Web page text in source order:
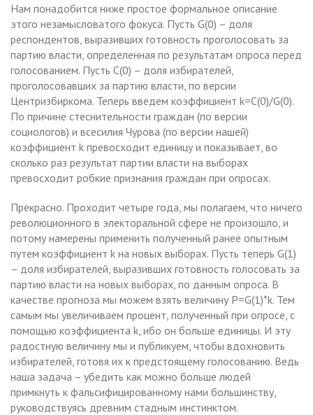
Нам понадобится ниже простое формальное описание
этого незамысловатого фокуса. Пусть G(0) – доля
респондентов, выразивших готовность проголосовать за
партию власти, определенная по результатам опроса перед
голосованием. Пусть C(0) – доля избирателей,
проголосовавших за партию власти, по версии
Центризбиркома. Теперь введем коэффициент k=C(0)/G(0).
По причине стеснительности граждан (по версии
социологов) и всесилия Чурова (по версии нашей)
коэффициент k превосходит единицу и показывает, во
сколько раз результат партии власти на выборах
превосходит робкие признания граждан при опросах.
Прекрасно. Проходит четыре года, мы полагаем, что ничего
революционного в электоральной сфере не произошло, и
потому намерены применить полученный ранее опытным
путем коэффициент k на новых выборах. Пусть теперь G(1)
– доля избирателей, выразивших готовность голосовать за
партию власти на новых выборах, по данным опроса. В
качестве прогноза мы можем взять величину P=G(1)*k. Тем
самым мы увеличиваем процент, полученный при опросе, с
помощью коэффициента k, ибо он больше единицы. И эту
радостную величину мы и публикуем, чтобы вдохновить
избирателей, готовя их к предстоящему голосованию. Ведь
наша задача – убедить как можно больше людей
примкнуть к фальсифицированному нами большинству,
руководствуясь древним стадным инстинктом.